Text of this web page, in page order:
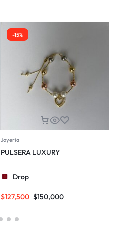
-15%
Joyeria
PULSERA LUXURY
Drop
$127,500 $150,000